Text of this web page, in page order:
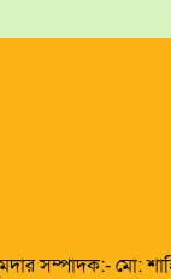
সম্পাদক:- মো: